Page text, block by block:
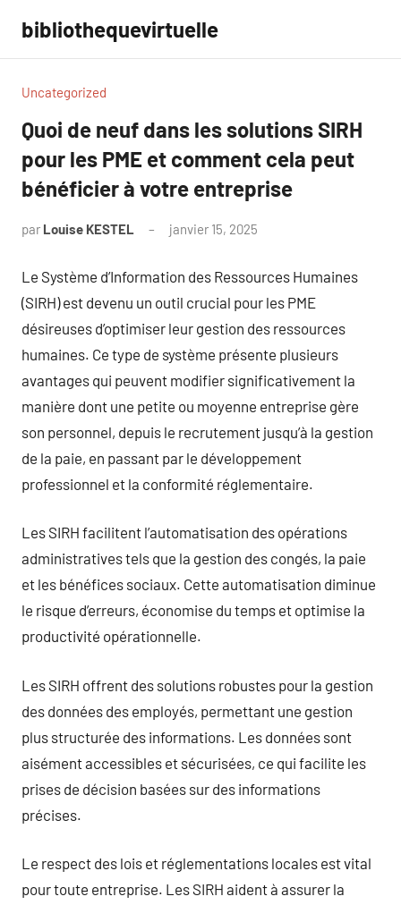
contenu
bibliothequevirtuelle
Uncategorized
Quoi de neuf dans les solutions SIRH
pour les PME et comment cela peut
bénéficier à votre entreprise
par Louise KESTEL janvier 15, 2025
Le Système d’Information des Ressources Humaines
(SIRH) est devenu un outil crucial pour les PME
désireuses d’optimiser leur gestion des ressources
humaines. Ce type de système présente plusieurs
avantages qui peuvent modifier significativement la
manière dont une petite ou moyenne entreprise gère
son personnel, depuis le recrutement jusqu’à la gestion
de la paie, en passant par le développement
professionnel et la conformité réglementaire.
Les SIRH facilitent l’automatisation des opérations
administratives tels que la gestion des congés, la paie
et les bénéfices sociaux. Cette automatisation diminue
le risque d’erreurs, économise du temps et optimise la
productivité opérationnelle.
Les SIRH offrent des solutions robustes pour la gestion
des données des employés, permettant une gestion
plus structurée des informations. Les données sont
aisément accessibles et sécurisées, ce qui facilite les
prises de décision basées sur des informations
précises.
Le respect des lois et réglementations locales est vital
pour toute entreprise. Les SIRH aident à assurer la